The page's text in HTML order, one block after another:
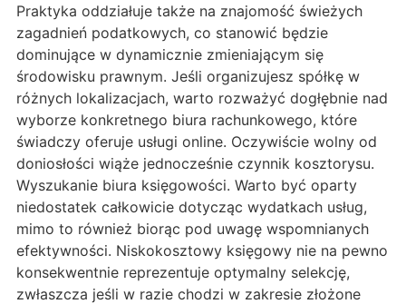
Praktyka oddziałuje także na znajomość świeżych
zagadnień podatkowych, co stanowić będzie
dominujące w dynamicznie zmieniającym się
środowisku prawnym. Jeśli organizujesz spółkę w
różnych lokalizacjach, warto rozważyć dogłębnie nad
wyborze konkretnego biura rachunkowego, które
świadczy oferuje usługi online. Oczywiście wolny od
doniosłości wiąże jednocześnie czynnik kosztorysu.
Wyszukanie biura księgowości. Warto być oparty
niedostatek całkowicie dotycząc wydatkach usług,
mimo to również biorąc pod uwagę wspomnianych
efektywności. Niskokosztowy księgowy nie na pewno
konsekwentnie reprezentuje optymalny selekcję,
zwłaszcza jeśli w razie chodzi w zakresie złożone